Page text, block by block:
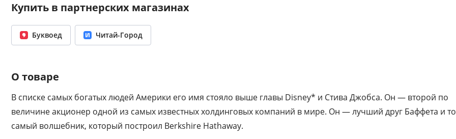
Купить в партнерских магазинах
Буквоед Читай-Город
О товаре
В списке самых богатых людей Америки его имя стояло выше главы Disney* и Стива Джобса. Он — второй по
величине акционер одной из самых известных холдинговых компаний в мире. Он — лучший друг Баффета и
самый волшебник, который построил Berkshire Hathaway.